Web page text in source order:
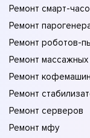
Ремонт смарт-
Ремонт
Ремонт роботов-
Ремонт
Ремонт кофемашин
Ремонт
Ремонт серверов
Ремонт мфу